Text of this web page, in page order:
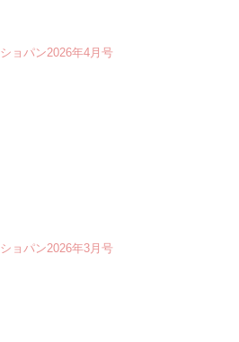
ショパン2026年4月号
ショパン2026年3月号